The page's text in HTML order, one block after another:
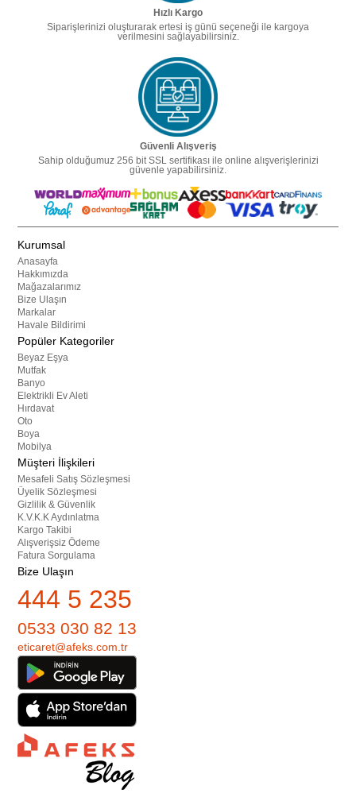
Hızlı Kargo
Siparişlerinizi oluşturarak ertesi iş günü seçeneği ile kargoya
verilmesini sağlayabilirsiniz.
Güvenli Alışveriş
Sahip olduğumuz 256 bit SSL sertifikası ile online alışverişlerinizi
güvenle yapabilirsiniz.
Kurumsal
Anasayfa
Hakkımızda
Mağazalarımız
Bize Ulaşın
Markalar
Havale Bildirimi
Popüler Kategoriler
Beyaz Eşya
Mutfak
Banyo
Elektrikli Ev Aleti
Hırdavat
Oto
Boya
Mobilya
Müşteri İlişkileri
Mesafeli Satış Sözleşmesi
Üyelik Sözleşmesi
Gizlilik & Güvenlik
K.V.K.K Aydınlatma
Kargo Takibi
Alışverişsiz Ödeme
Fatura Sorgulama
Bize Ulaşın
444 5 235
0533 030 82 13
eticaret@afeks.com.tr